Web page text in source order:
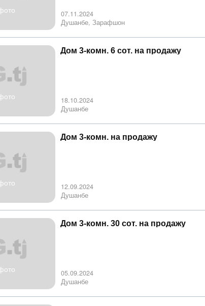
07.11.2024
Душанбе, Зарафшон
Дом 3-комн. 6 сот. на продажу
18.10.2024
Душанбе
Дом 3-комн. на продажу
12.09.2024
Душанбе
Дом 3-комн. 30 сот. на продажу
05.09.2024
Душанбе